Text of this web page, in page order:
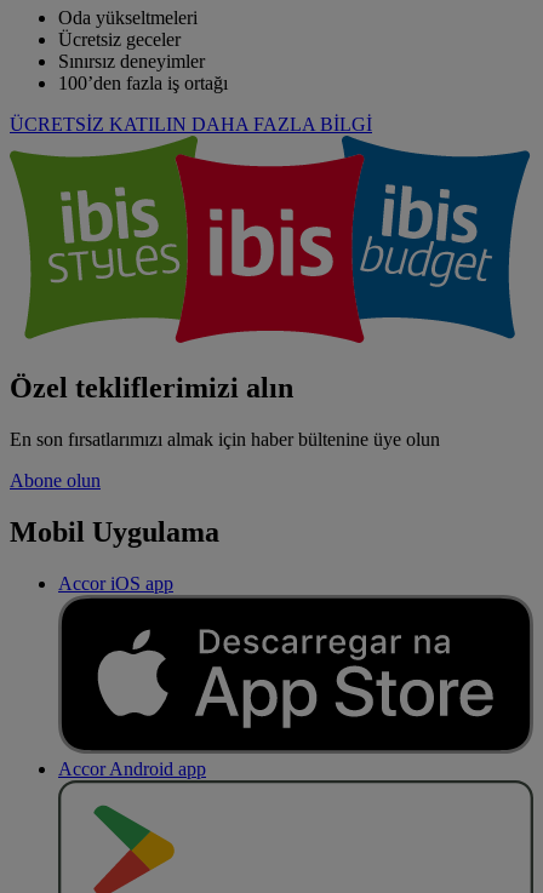
Oda yükseltmeleri
Ücretsiz geceler
Sınırsız deneyimler
100’den fazla iş ortağı
ÜCRETSİZ KATILIN DAHA FAZLA BİLGİ
Özel tekliflerimizi alın
En son fırsatlarımızı almak için haber bültenine üye olun
Abone olun
Mobil Uygulama
Accor iOS app
Accor Android app